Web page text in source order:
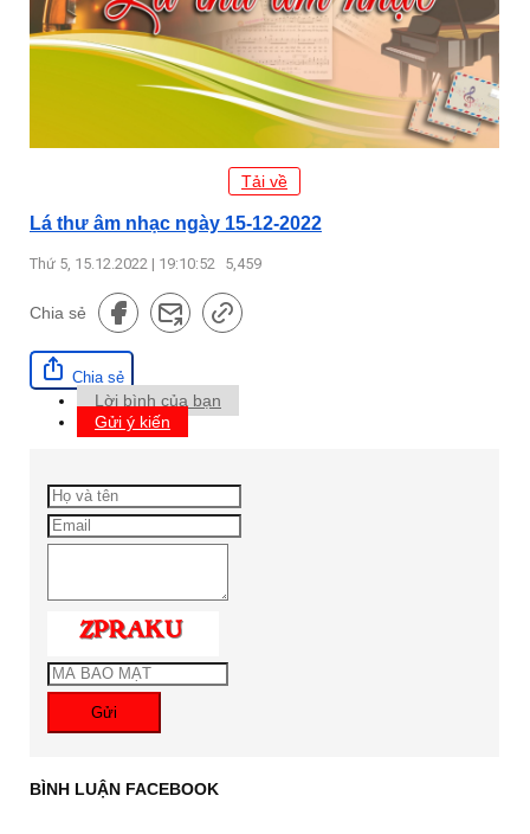
Tải về
Lá thư âm nhạc ngày 15-12-2022
Thứ 5, 15.12.2022 | 19:10:52 5,459
Chia sẻ
Chia sẻ
Lời bình của bạn
Gửi ý kiến
Gửi
BÌNH LUẬN FACEBOOK